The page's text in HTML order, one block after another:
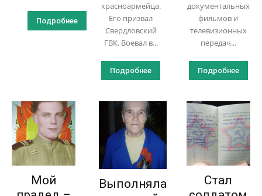
Подробнее
красноармейца.
Его призвал
Свердловский
ГВК. Воевал в...
Подробнее
документальных
фильмов и
телевизионных
передач...
Подробнее
Мой
Выполняла
Стал